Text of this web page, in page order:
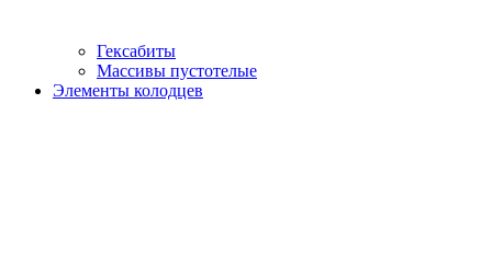
Гексабиты
Массивы пустотелые
Элементы колодцев